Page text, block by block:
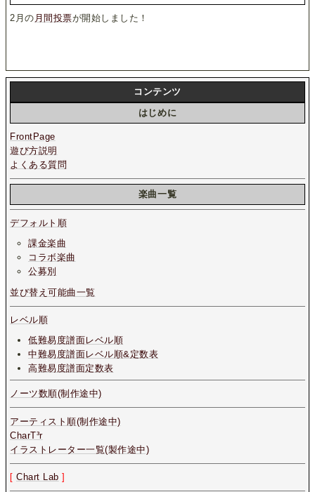
2月の 月間投票が開始しました！
コンテンツ
はじめに
FrontPage
遊び方説明
よくある質問
楽曲一覧
デフォルト順
課金楽曲
コラボ楽曲
公募別
並び替え可能曲一覧
レベル順
低難易度譜面レベル順
中難易度譜面レベル順&定数表
高難易度譜面定数表
ノーツ数順(制作途中)
アーティスト順(制作途中)
CharT³r
イラストレーター一覧(製作途中)
[Chart Lab ]